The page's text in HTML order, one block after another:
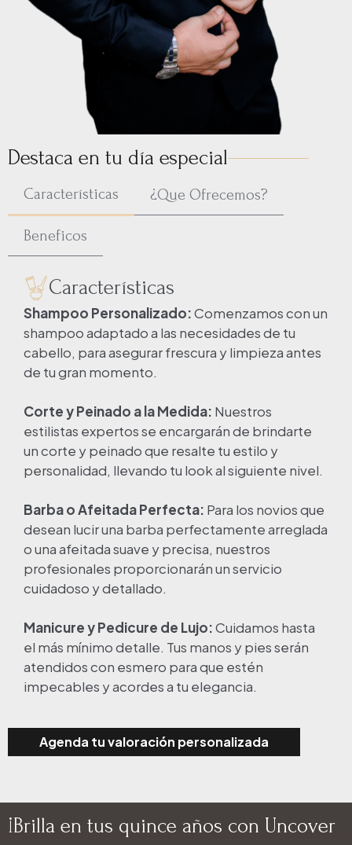
Destaca en tu día especial
Características ¿Que Ofrecemos?
Beneficos
Características
Shampoo Personalizado:Comenzamos con un
shampoo adaptado a las necesidades de tu
cabello, para asegurar frescura y limpieza antes
de tu gran momento.
Corte y Peinado a la Medida: Nuestros
estilistas expertos se encargarán de brindarte
un corte y peinado que resalte tu estilo y
personalidad, llevando tu look al siguiente nivel.
Barba o Afeitada Perfecta: Para los novios que
desean lucir una barba perfectamente arreglada
o una afeitada suave y precisa, nuestros
profesionales proporcionarán un servicio
cuidadoso y detallado.
Manicure y Pedicure de Lujo:Cuidamos hasta
el más mínimo detalle. Tus manos y pies serán
atendidos con esmero para que estén
impecables y acordes a tu elegancia.
Agenda tu valoración personalizada
¡Brilla en tus quince años con Uncover